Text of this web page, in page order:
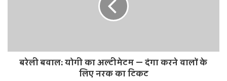
बरेली बवाल: योगी का अल्टीमेटम — दंगा करने वालों के
लिए नरक का टिकट